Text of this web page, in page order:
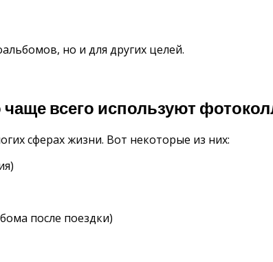
но и для других целей.
чаще всего используют
сферах жизни. Вот некоторые из них:
после поездки)